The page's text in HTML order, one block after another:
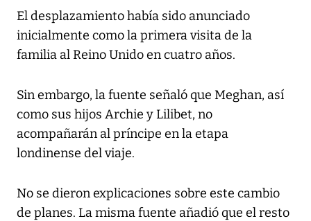
El desplazamiento había sido anunciado
inicialmente como la primera visita de la
familia al Reino Unido en cuatro años.
Sin embargo, la fuente señaló que Meghan, así
como sus hijos Archie y Lilibet, no
acompañarán al príncipe en la etapa
londinense del viaje.
No se dieron explicaciones sobre este cambio
de planes. La misma fuente añadió que el resto